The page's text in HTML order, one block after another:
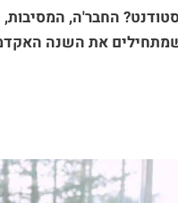
החבר'ה,
את השנה